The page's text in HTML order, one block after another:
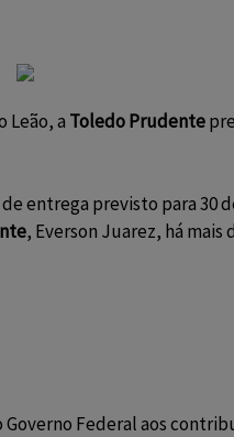
Leão, a Toledo Prudente
entrega previsto para 30
, Everson Juarez, há mais
Federal aos